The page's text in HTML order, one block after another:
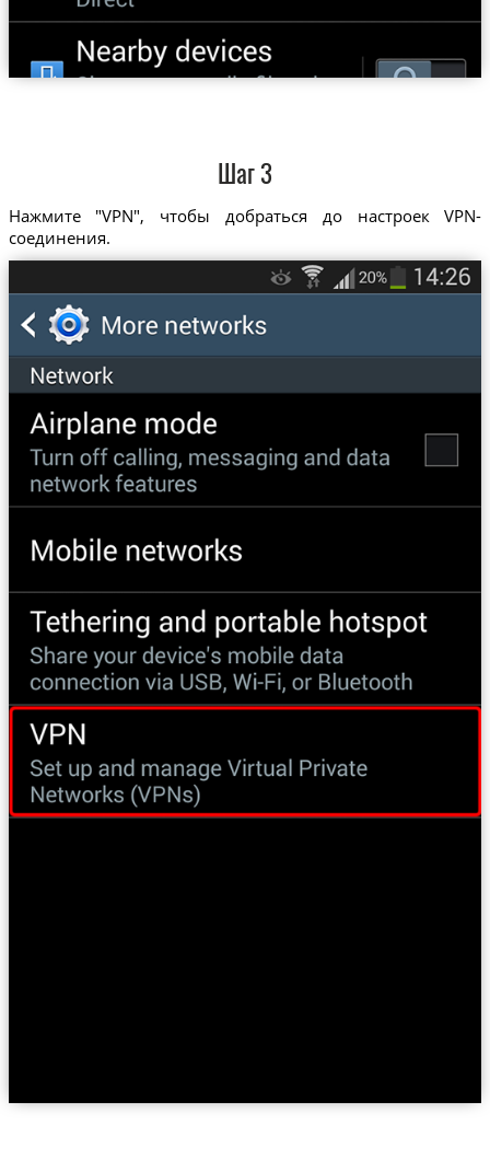
Шаг 3
Нажмите "VPN", чтобы добраться до настроек VPN-
соединения.